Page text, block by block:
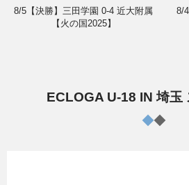
8/5【決勝】三田学園 0-4 近大附属
【火の国2025】
8/
ECLOGA U-18 IN 埼玉